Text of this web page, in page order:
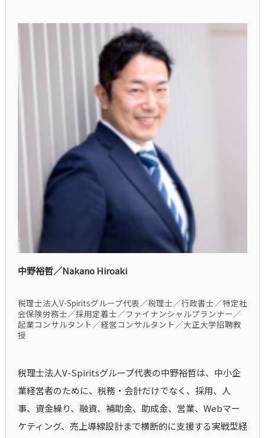
中野裕哲／Nakano Hiroaki
税理士法人V-Spiritsグループ代表／税理士／行政書士／特定社
会保険労務士／採用定着士／ファイナンシャルプランナー／
起業コンサルタント／経営コンサルタント／大正大学招聘教
授
税理士法人V-Spiritsグループ代表の中野裕哲は、中小企
業経営者のために、税務・会計だけでなく、採用、人
事、資金繰り、融資、補助金、助成金、営業、Webマー
ケティング、売上導線設計まで横断的に支援する実戦型経